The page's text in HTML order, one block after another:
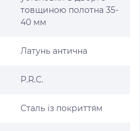
товщиною полотна 35-
40 мм
Латунь антична
P.R.C.
Сталь із покриттям